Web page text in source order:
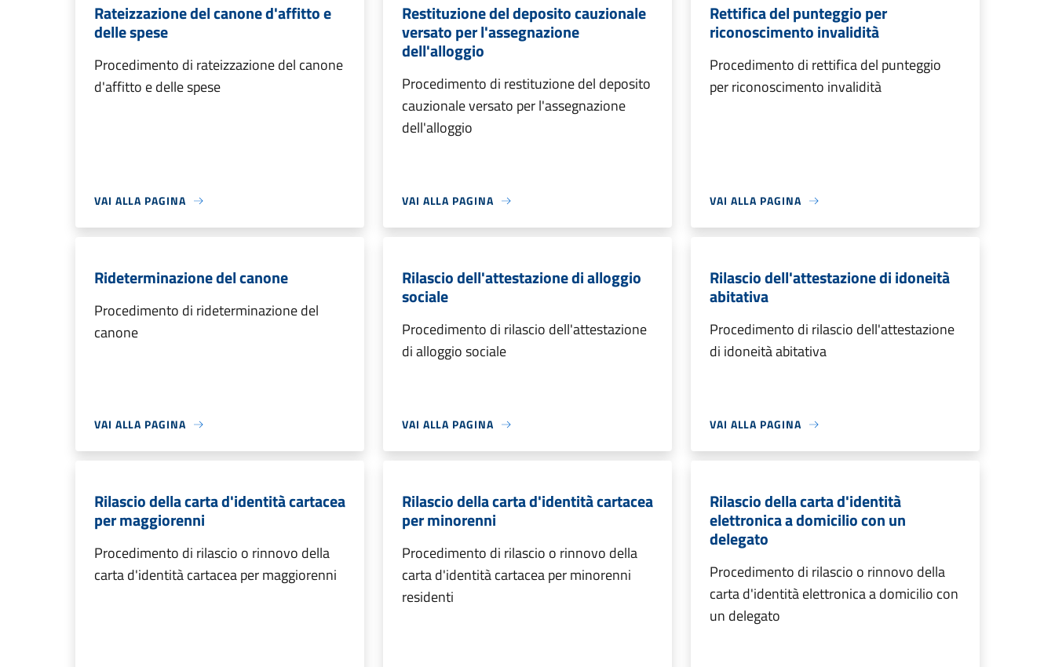
Rateizzazione del canone d'affitto e
delle spese
Procedimento di rateizzazione del canone
d'affitto e delle spese
VAI ALLA PAGINA
Restituzione del deposito cauzionale
versato per l'assegnazione
dell'alloggio
Procedimento di restituzione del deposito
cauzionale versato per l'assegnazione
dell'alloggio
VAI ALLA PAGINA
Rettifica del punteggio per
riconoscimento invalidità
Procedimento di rettifica del punteggio
per riconoscimento invalidità
VAI ALLA PAGINA
Rideterminazione del canone
Procedimento di rideterminazione del
canone
VAI ALLA PAGINA
Rilascio dell'attestazione di alloggio
sociale
Procedimento di rilascio dell'attestazione
di alloggio sociale
VAI ALLA PAGINA
Rilascio dell'attestazione di idoneità
abitativa
Procedimento di rilascio dell'attestazione
di idoneità abitativa
VAI ALLA PAGINA
Rilascio della carta d'identità cartacea
per maggiorenni
Procedimento di rilascio o rinnovo della
carta d'identità cartacea per maggiorenni
Rilascio della carta d'identità cartacea
per minorenni
Procedimento di rilascio o rinnovo della
carta d'identità cartacea per minorenni
residenti
Rilascio della carta d'identità
elettronica a domicilio con un
delegato
Procedimento di rilascio o rinnovo della
carta d'identità elettronica a domicilio con
un delegato